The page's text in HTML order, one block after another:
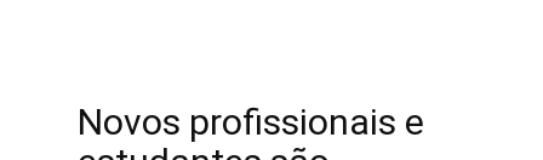
Novos profissionais e